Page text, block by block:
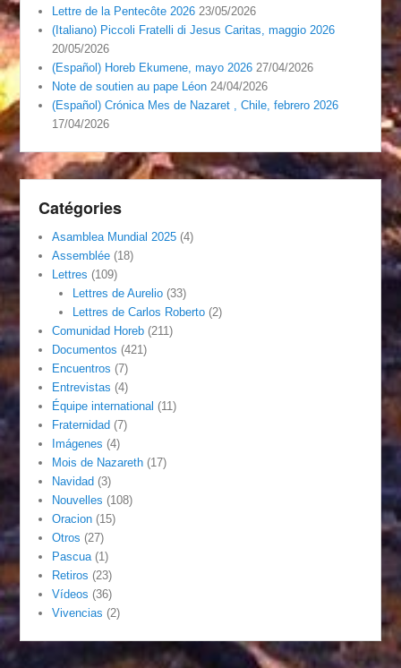
Lettre de la Pentecôte 2026 23/05/2026
(Italiano) Piccoli Fratelli di Jesus Caritas, maggio 2026
20/05/2026
(Español) Horeb Ekumene, mayo 2026 27/04/2026
Note de soutien au pape Léon 24/04/2026
(Español) Crónica Mes de Nazaret , Chile, febrero 2026
17/04/2026
Catégories
Asamblea Mundial 2025 (4)
Assemblée (18)
Lettres (109)
Lettres de Aurelio(33)
Lettres de Carlos Roberto(2)
Comunidad Horeb (211)
Documentos (421)
Encuentros (7)
Entrevistas (4)
Équipe international (11)
Fraternidad (7)
Imágenes (4)
Mois de Nazareth (17)
Navidad (3)
Nouvelles (108)
Oracion (15)
Otros (27)
Pascua (1)
Retiros (23)
Vídeos (36)
Vivencias (2)